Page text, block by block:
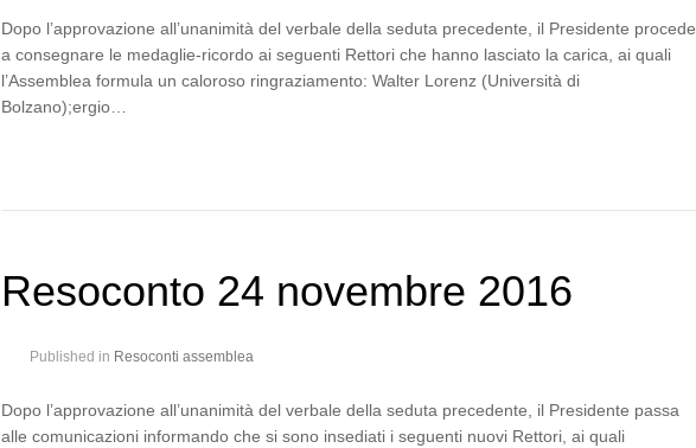
Dopo l’approvazione all’unanimità del verbale della seduta precedente, il Presidente procede
a consegnare le medaglie-ricordo ai seguenti Rettori che hanno lasciato la carica, ai quali
l’Assemblea formula un caloroso ringraziamento: Walter Lorenz (Università di
Bolzano);ergio…
Resoconto 24 novembre 2016
Published in Resoconti assemblea
Dopo l’approvazione all’unanimità del verbale della seduta precedente, il Presidente passa
alle comunicazioni informando che si sono insediati i seguenti nuovi Rettori, ai quali